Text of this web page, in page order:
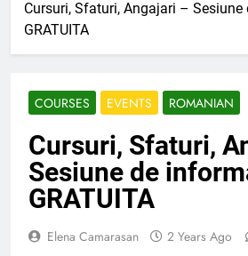
Cursuri, Sfaturi, Angajari –
GRATUITA
COURSES EVENTS ROMANIAN
Cursuri, Sfaturi,
Sesiune de
GRATUITA
Elena Camarasan 2 Years Ago